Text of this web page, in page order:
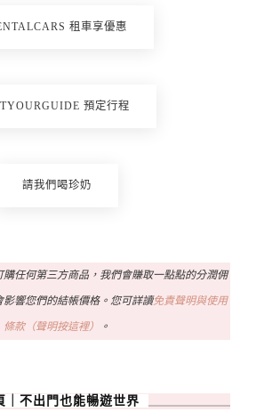
租車享優惠
預定行程
請我們喝珍奶
任何第三方商品，我們會賺取一點點的分潤佣
響您們的結帳價格。您可詳讀免責聲明與使用
條款（聲明按這裡） 。
不出門也能暢遊世界